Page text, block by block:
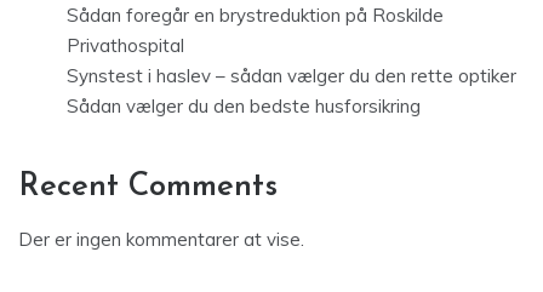
Sådan foregår en brystreduktion på Roskilde
Privathospital
Synstest i haslev – sådan vælger du den rette optiker
Sådan vælger du den bedste husforsikring
Recent Comments
Der er ingen kommentarer at vise.